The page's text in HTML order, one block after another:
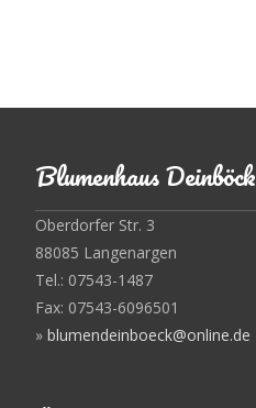
Blumenhaus Deinböck
Oberdorfer Str. 3
88085 Langenargen
Tel.: 07543-1487
Fax: 07543-6096501
» blumendeinboeck@online.de